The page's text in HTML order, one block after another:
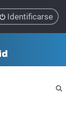
Identificarse